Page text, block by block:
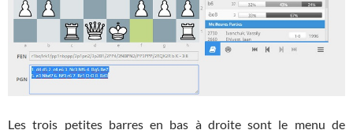
Les trois petites barres en bas à droite sont le menu de